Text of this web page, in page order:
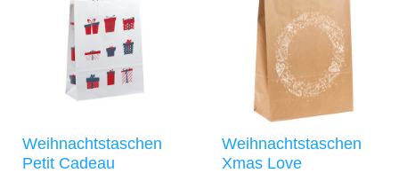
Weihnachtstaschen
Petit Cadeau
Weihnachtstaschen
Xmas Love